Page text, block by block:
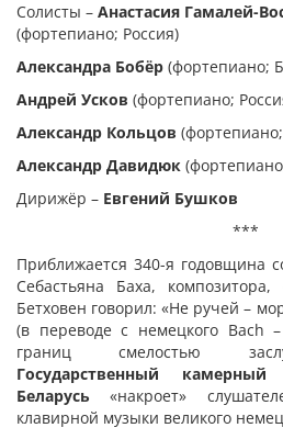
Солисты – Анастасия Гамалей-
(фортепиано; Россия)
Александра Бобёр (фортепиано;
Андрей Усков (фортепиано;
Александр Кольцов
Александр Давидюк
Дирижёр – Евгений Бушков
***
Приближается 340-я годовщина
Себастьяна Баха,
Бетховен говорил: «Не ручей –
(в переводе с немецкого
границ смелостью
Государственный
Беларусь «накроет»
клавирной музыки великого